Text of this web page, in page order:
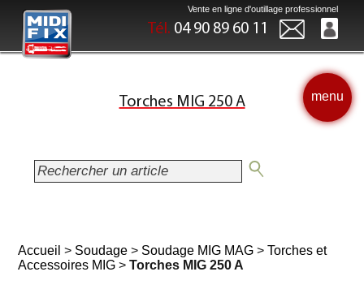
Vente en ligne d'outillage professionnel
Tél. 04 90 89 60 11
menu
Torches MIG 250 A
Accueil > Soudage > Soudage MIG MAG >Torches et
Accessoires MIG >Torches MIG 250 A